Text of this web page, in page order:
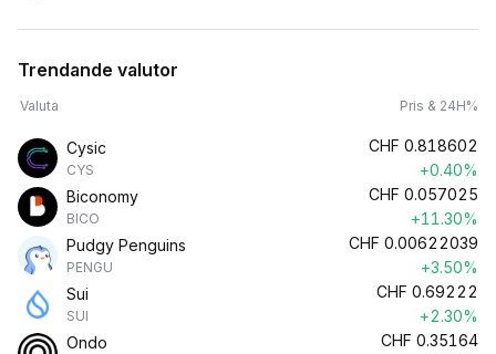
Trendande valutor
Valuta Pris & 24H%
Cysic
CYS
CHF 0.818602
+0.40%
Biconomy
BICO
CHF 0.057025
+11.30%
Pudgy Penguins
PENGU
CHF 0.00622039
+3.50%
Sui
SUI
CHF 0.69222
+2.30%
Ondo
CHF 0.35164